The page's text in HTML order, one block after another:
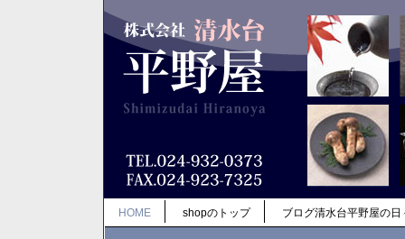
HOME shopのトップ ブログ清水台平野屋の日